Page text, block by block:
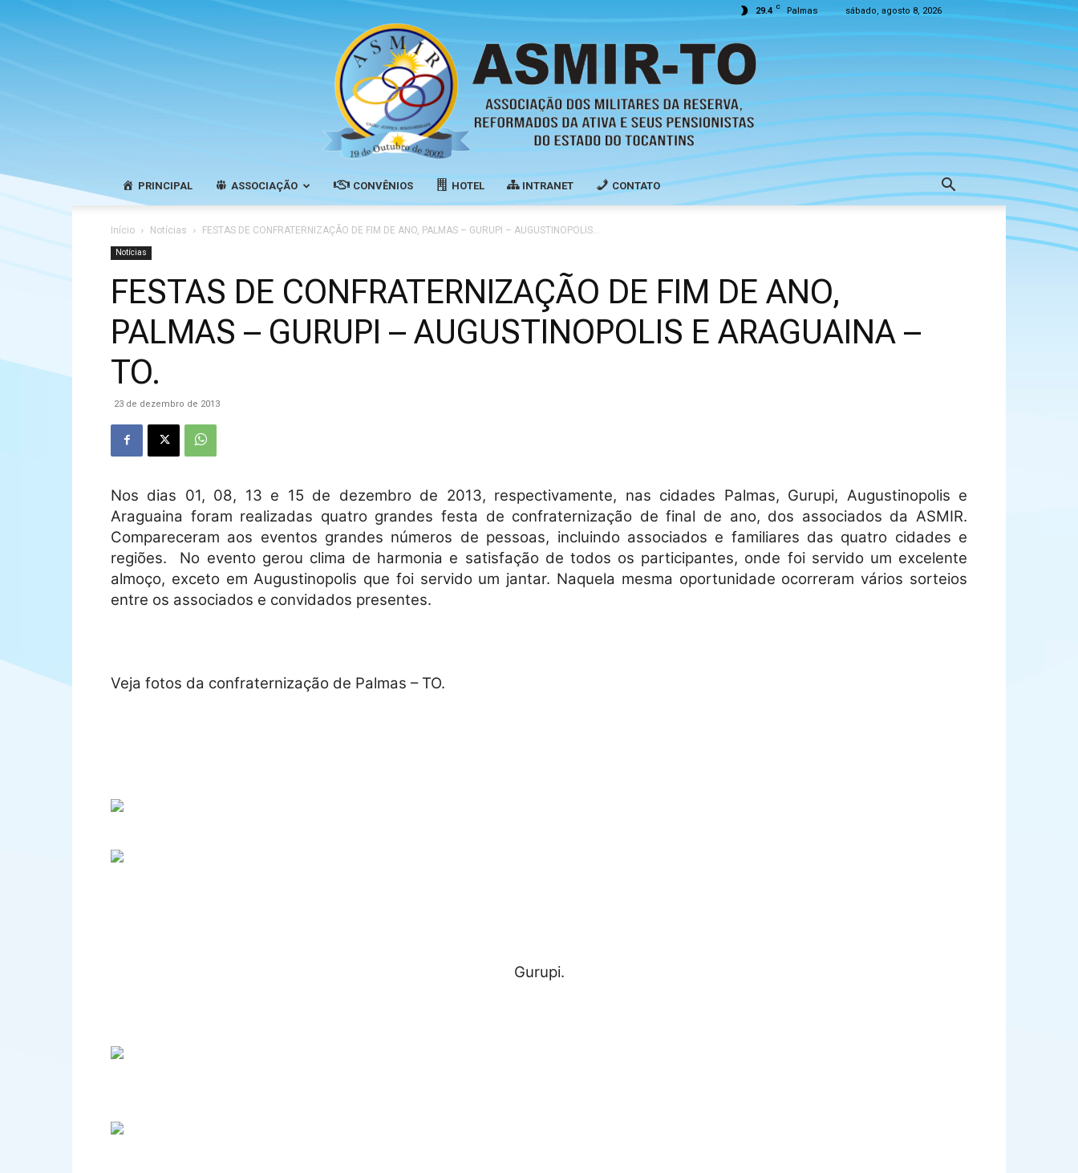
29.4 C Palmas sábado, agosto 8, 2026
dos
da
PRINCIPAL ASSOCIAÇÃO CONVÊNIOS HOTEL INTRANET CONTATO
Início Notícias FESTAS DE CONFRATERNIZAÇÃO DE FIM DE ANO, PALMAS – GURUPI – AUGUSTINOPOLIS...
Notícias
FESTAS DE CONFRATERNIZAÇÃO DE FIM DE ANO,
PALMAS – GURUPI – AUGUSTINOPOLIS E ARAGUAINA –
TO.
23 de dezembro de 2013
Nos dias 01, 08, 13 e 15 de dezembro de 2013, respectivamente, nas cidades Palmas, Gurupi, Augustinopolis e
Araguaina foram realizadas quatro grandes festa de confraternização de final de ano, dos associados da ASMIR.
Compareceram aos eventos grandes números de pessoas, incluindo associados e familiares das quatro cidades e
regiões.
No evento gerou clima de harmonia e satisfação de todos os participantes, onde foi servido um excelente
almoço, exceto em Augustinopolis que foi servido um jantar. Naquela mesma oportunidade ocorreram vários sorteios
entre os associados e convidados presentes.
Veja fotos da confraternização de Palmas – TO.
Gurupi.